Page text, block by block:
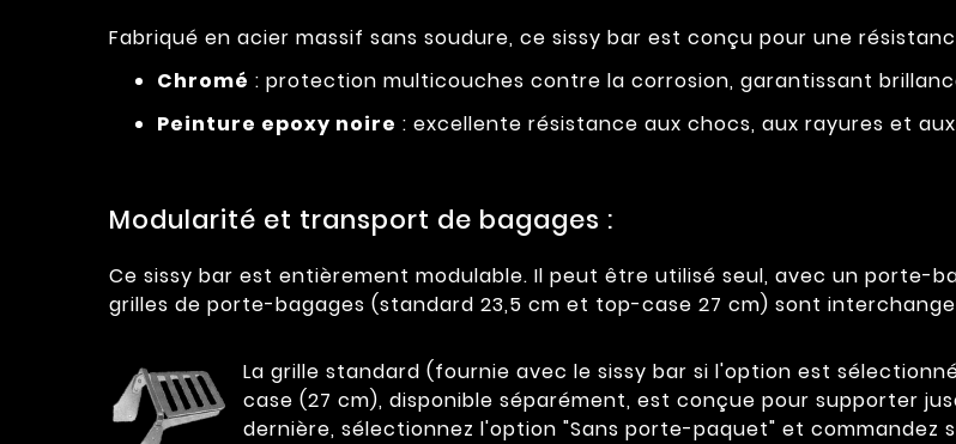
Fabriqué en acier massif sans soudure, ce sissy bar est conçu pour une
Chromé : protection multicouches contre la corrosion, garantissant
Peinture epoxy noire : excellente résistance aux chocs, aux rayures et aux
Modularité et transport de bagages :
Ce sissy bar est entièrement modulable. Il peut être utilisé seul, avec un porte-
grilles de porte-bagages (standard 23,5 cm et top-case 27 cm) sont
La grille standard (fournie avec le sissy bar si l'option est
case (27 cm), disponible séparément, est conçue pour supporter
dernière, sélectionnez l'option "Sans porte-paquet" et commandez